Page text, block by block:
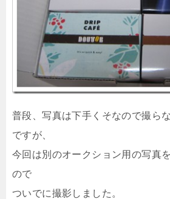
普段、写真は下手くそなので撮ら
ですが、
今回は別のオークション用の写真
ので
ついでに撮影しました。